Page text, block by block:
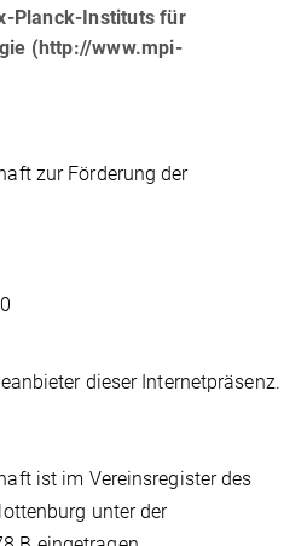
Planck-Instituts für
(http://www.mpi-
zur Förderung der
dieser Internetpräsenz.
ist im Vereinsregister des
unter der